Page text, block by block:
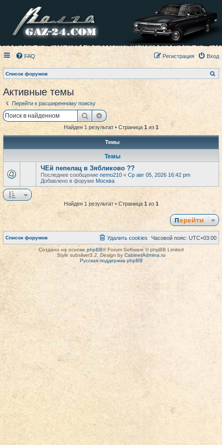
FAQ Вход
Регистрация
Список форумов
о
Активные темы
Перейти к расширенному поиску
ПоискРасширенный поиск
Найден 1 результат • Страница 1из 1
Темы
Темы
ЧЕй пепелац в Зябликово ??
Последнее сообщение nemo210 « Ср авг 05, 2026 16:42 pm
Добавлено в форуме Москва
Найден 1 результат • Страница 1из 1
Перейти
Список форумов Часовой пояс: UTC+03:00
Удалить cookies
Создано на основе phpBB® Forum Software © phpBB Limited
Style subsilver3.2. Design by CabinetAdmina.ru
Русская поддержка phpBB